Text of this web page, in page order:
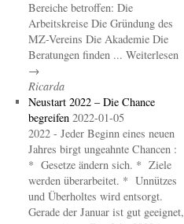
Bereiche betroffen: Die
Arbeitskreise Die Gründung des
MZ-Vereins Die Akademie Die
Beratungen finden ... Weiterlesen
→
Ricarda
Neustart 2022 – Die Chance
begreifen 2022-01-05
2022 - Jeder Beginn eines neuen
Jahres birgt ungeahnte Chancen :
* Gesetze ändern sich. * Ziele
werden überarbeitet. * Unnützes
und Überholtes wird entsorgt.
Gerade der Januar ist gut geeignet,